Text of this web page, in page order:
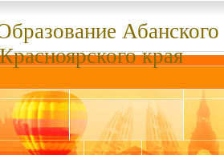
Абанского
Красноярского края